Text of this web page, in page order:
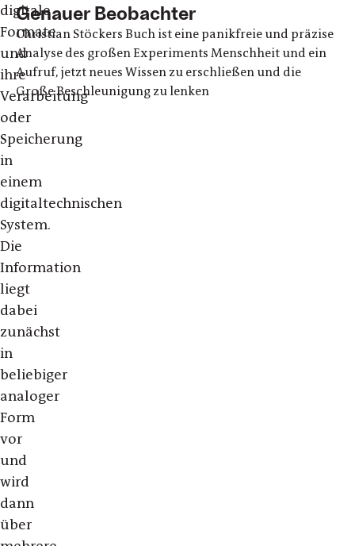
digitale
Formate
und
ihre
Verarbeitung
oder
Speicherung
in
einem
digitaltechnischen
System.
Die
Information
liegt
dabei
zunächst
in
beliebiger
analoger
Form
vor
und
wird
dann
über
Genauer Beobachter
Christian Stöckers Buch ist eine panikfreie und präzise
Analyse des großen Experiments Menschheit und ein
Aufruf, jetzt neues Wissen zu erschließen und die
Große Beschleunigung zu lenken